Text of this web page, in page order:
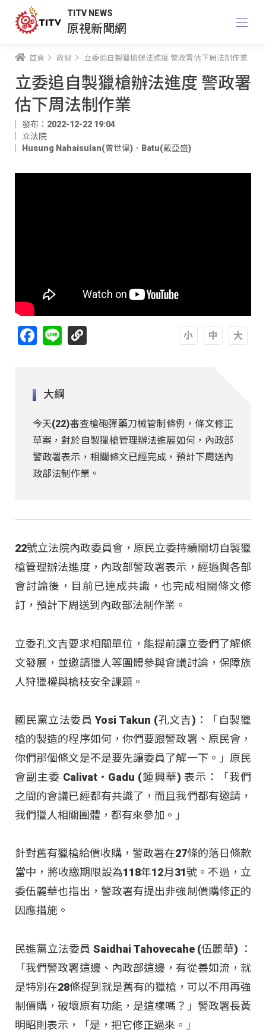
TITV NEWS
原視新聞網
首頁 政經 立委追自製獵槍辦法進度 警政署估下周法制作業
立委追自製獵槍辦法進度 警政署
估下周法制作業
發布：2022-12-22 19:04
立法院
Husung Nahaisulan(曾世偉) 、 Batu(戴亞盛)
Facebook
Line
大綱
今天(22)審查槍砲彈藥刀械管制條例，條文修正
草案，對於自製獵槍管理辦法進展如何，內政部
警政署表示，相關條文已經完成，預計下周送內
政部法制作業。
22號立法院內政委員會，原民立委持續關切自製獵
槍管理辦法進度，內政部警政署表示，經過與各部
會討論後，目前已達成共識，也完成相關條文修
訂，預計下周送到內政部法制作業。
立委孔文吉要求相關單位，能提前讓立委們了解條
文發展，並邀請獵人等團體參與會議討論，保障族
人狩獵權與槍枝安全課題。
國民黨立法委員 Yosi Takun (孔文吉)：「自製獵
槍的製造的程序如何，你們要跟警政署、原民會，
你們那個條文是不是要先讓委員了解一下。」原民
會副主委 Calivat‧Gadu (鍾興華) 表示：「我們
之間的會議已經都有共識了，而且我們都有邀請，
我們獵人相關團體，都有來參加。」
針對舊有獵槍給價收購，警政署在27條的落日條款
當中，將收繳期限設為118年12月31號。不過，立
委伍麗華也指出，警政署有提出非強制價購修正的
因應措施。
民進黨立法委員 Saidhai Tahovecahe (伍麗華) ：
「我們警政署這邊、內政部這邊，有從善如流，就
是特別在28條提到就是舊有的獵槍，可以不用再強
制價購，破壞原有功能，是這樣嗎？」警政署長黃
明昭則表示，「是，把它修正過來。」